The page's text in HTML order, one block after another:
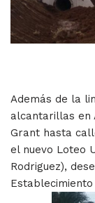
Además de la
alcantarillas en
Grant hasta
el nuevo Loteo
Rodriguez),